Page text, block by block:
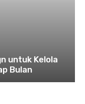
untuk Kelola
Bulan